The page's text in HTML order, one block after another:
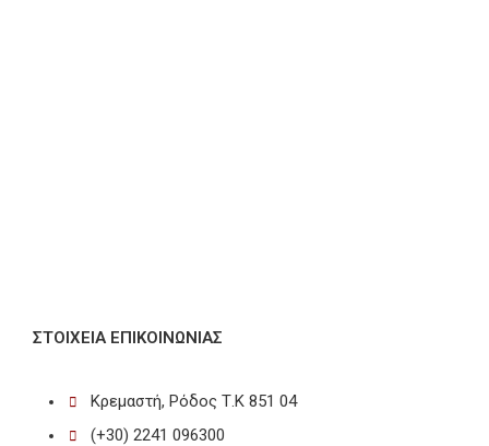
ΣΤΟΙΧΕΊΑ ΕΠΙΚΟΙΝΩΝΊΑΣ
Κρεμαστή, Ρόδος Τ.Κ 851 04
(+30) 2241 096300